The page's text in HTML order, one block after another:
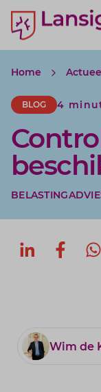
Lansigt
search website
Home
BLOG 4
Deel opDeel
Wim de